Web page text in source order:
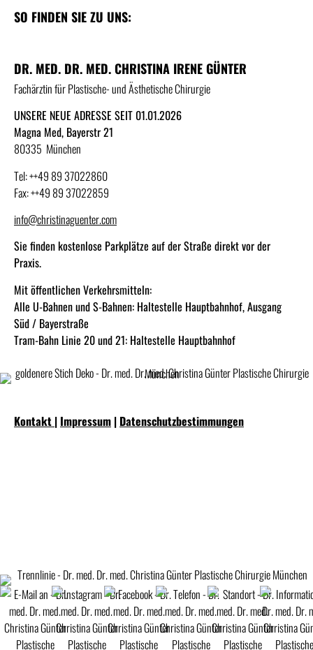
SO FINDEN SIE ZU UNS:
DR. MED. DR. MED. CHRISTINA IRENE GÜNTER
Fachärztin für Plastische- und Ästhetische Chirurgie
UNSERE NEUE ADRESSE SEIT 01.01.2026
Magna Med, Bayerstr 21
80335 München
Tel: ++49 89 37022860
Fax: ++49 89 37022859
info@christinaguenter.com
Sie finden kostenlose Parkplätze auf der Straße direkt vor der
Praxis.
Mit öffentlichen Verkehrsmitteln:
Alle U-Bahnen und S-Bahnen: Haltestelle Hauptbahnhof, Ausgang
Süd / Bayerstraße
Tram-Bahn Linie 20 und 21: Haltestelle Hauptbahnhof
Kontakt | Impressum | Datenschutzbestimmungen